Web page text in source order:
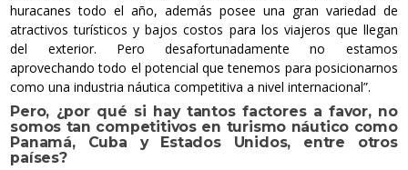
huracanes todo el año, además posee una gran variedad de
atractivos turísticos y bajos costos para los viajeros que llegan
del exterior. Pero desafortunadamente no estamos
aprovechando todo el potencial que tenemos para posicionarnos
como una industria náutica competitiva a nivel internacional”.
Pero, ¿por qué si hay tantos factores a favor, no
somos tan competitivos en turismo náutico como
Panamá, Cuba y Estados Unidos, entre otros
países?